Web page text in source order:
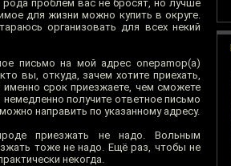
проблем вас не бросят, но лучше
для жизни можно купить в округе.
организовать для всех некий
письмо на мой адрес onepamop(а)
вы, откуда, зачем хотите приехать,
срок приезжаете, чем сможете
получите ответное письмо
направить по указанному адресу.
приезжать не надо. Вольным
тоже не надо. Ещё раз, чтобы не
некогда.